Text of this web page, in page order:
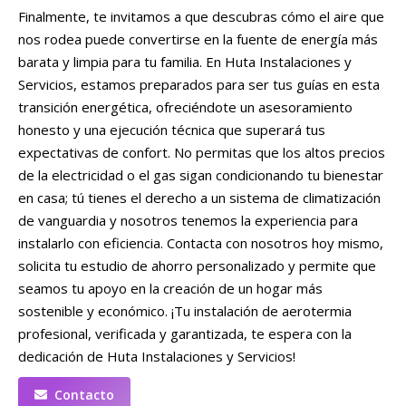
Finalmente, te invitamos a que descubras cómo el aire que
nos rodea puede convertirse en la fuente de energía más
barata y limpia para tu familia. En Huta Instalaciones y
Servicios, estamos preparados para ser tus guías en esta
transición energética, ofreciéndote un asesoramiento
honesto y una ejecución técnica que superará tus
expectativas de confort. No permitas que los altos precios
de la electricidad o el gas sigan condicionando tu bienestar
en casa; tú tienes el derecho a un sistema de climatización
de vanguardia y nosotros tenemos la experiencia para
instalarlo con eficiencia. Contacta con nosotros hoy mismo,
solicita tu estudio de ahorro personalizado y permite que
seamos tu apoyo en la creación de un hogar más
sostenible y económico. ¡Tu instalación de aerotermia
profesional, verificada y garantizada, te espera con la
dedicación de Huta Instalaciones y Servicios!
Contacto